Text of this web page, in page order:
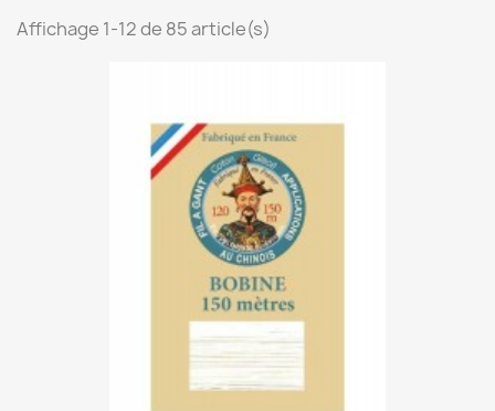
Affichage 1-12 de 85 article(s)